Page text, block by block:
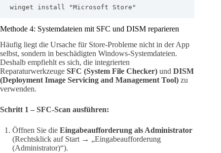
winget install "Microsoft Store"
Methode 4: Systemdateien mit SFC und DISM reparieren
Häufig liegt die Ursache für Store-Probleme nicht in der App
selbst, sondern in beschädigten Windows-Systemdateien.
Deshalb empfiehlt es sich, die integrierten
Reparaturwerkzeuge SFC (System File Checker) und DISM
(Deployment Image Servicing and Management Tool) zu
verwenden.
Schritt 1 – SFC-Scan ausführen:
Öffnen Sie die Eingabeaufforderung als Administrator
(Rechtsklick auf Start → „Eingabeaufforderung
(Administrator)“).